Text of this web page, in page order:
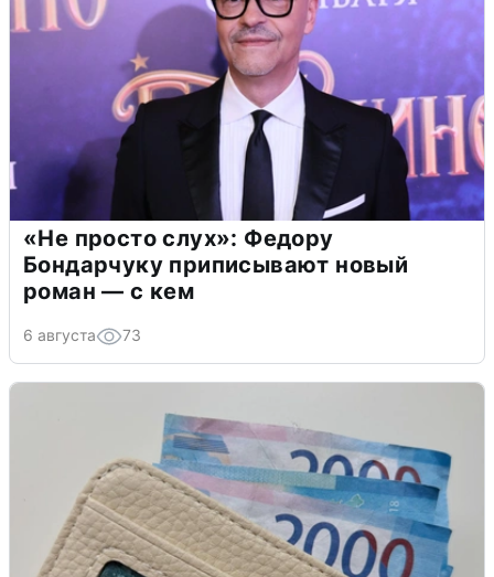
«Не просто слух»: Федору
Бондарчуку приписывают новый
роман — с кем
6 августа 73